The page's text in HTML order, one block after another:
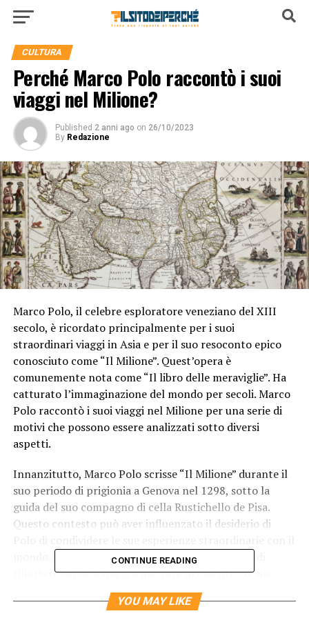
CULTURA
Perché Marco Polo raccontò i suoi
viaggi nel Milione?
Published 2 anni ago on 26/10/2023
By Redazione
Marco Polo, il celebre esploratore veneziano del XIII
secolo, è ricordato principalmente per i suoi
straordinari viaggi in Asia e per il suo resoconto epico
conosciuto come “Il Milione”. Quest’opera è
comunemente nota come “Il libro delle meraviglie”. Ha
catturato l’immaginazione del mondo per secoli. Marco
Polo raccontò i suoi viaggi nel Milione per una serie di
motivi che possono essere analizzati sotto diversi
aspetti.
Innanzitutto, Marco Polo scrisse “Il Milione” durante il
suo periodo di prigionia a Genova nel 1298, sotto la
guida del suo compagno di cella Rustichello de Pisa.
Questo contesto può aver influenzato il desiderio di
mondo. Durante la prigionia, ebbe l’opportunità di
riflettere sui suoi viaggi e mettere per iscritto le sue
esperienze. Cercò forse di preservare il suo racconto per
le generazioni future.
CONTINUE READING
YOU MAY LIKE